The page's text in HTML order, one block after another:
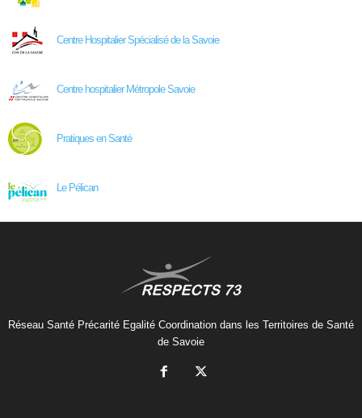
Centre Hospitalier Spécialisé de la Savoie
Centre hospitalier Métropole Savoie
Pratiques en Santé
Le Pélican
Réseau Santé Précarité Egalité Coordination dans les Territoires de Santé
de Savoie